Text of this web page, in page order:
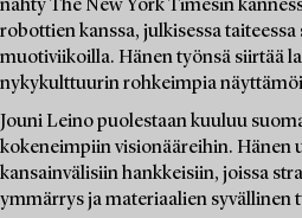
nähty The New York Timesin
robottien kanssa, julkisessa taiteessa
muotiviikoilla. Hänen työnsä siirtää
nykykulttuurin rohkeimpia
Jouni Leino puolestaan kuuluu
kokeneimpiin visionääreihin. Hänen
kansainvälisiin hankkeisiin, joissa
ymmärrys ja materiaalien syvällinen